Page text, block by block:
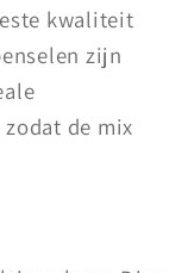
kwaliteit
zijn
de mix